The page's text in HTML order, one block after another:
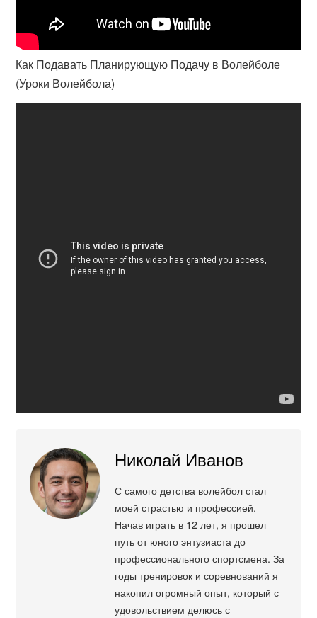
Как Подавать Планирующую Подачу в Волейболе
(Уроки Волейбола)
Николай Иванов
С самого детства волейбол стал
моей страстью и профессией.
Начав играть в 12 лет, я прошел
путь от юного энтузиаста до
профессионального спортсмена. За
годы тренировок и соревнований я
накопил огромный опыт, который с
удовольствием делюсь с